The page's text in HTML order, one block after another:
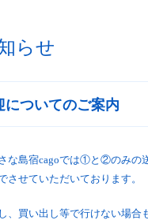
らせ
についてのご案内
な島宿cagoでは①と②のみの
させていただいております。
、買い出し等で行けない場合